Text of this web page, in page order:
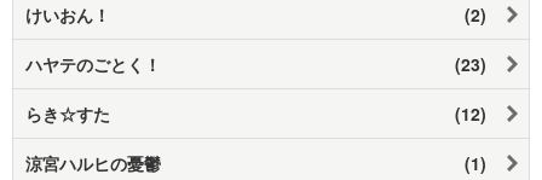
けいおん！ (2)
ハヤテのごとく！ (23)
らき☆すた (12)
涼宮ハルヒの憂鬱 (1)